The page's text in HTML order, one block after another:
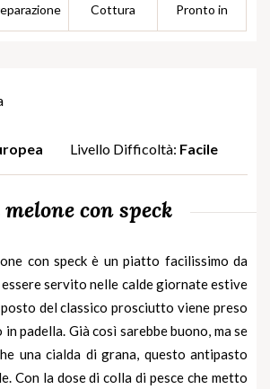
Cottura Pronto in
Livello Difficoltà: Facile
con speck
con speck è un piatto facilissimo da
servito nelle calde giornate estive
del classico prosciutto viene preso
padella. Già così sarebbe buono, ma se
una cialda di grana, questo antipasto
Con la dose di colla di pesce che metto